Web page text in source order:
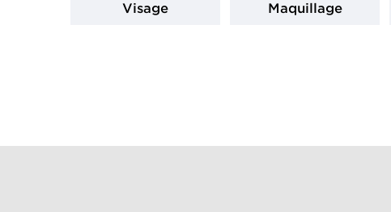
Visage Maquillage